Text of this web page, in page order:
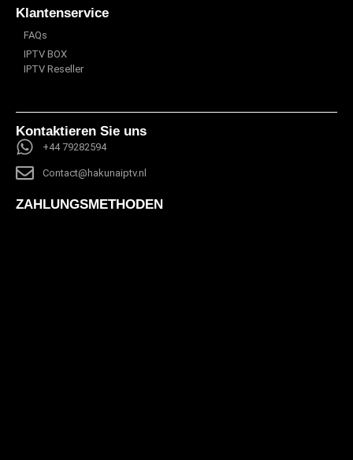
Klantenservice
FAQs
IPTV BOX
IPTV Reseller
Kontaktieren Sie uns
+44 79282594
Contact@hakunaiptv.nl
ZAHLUNGSMETHODEN